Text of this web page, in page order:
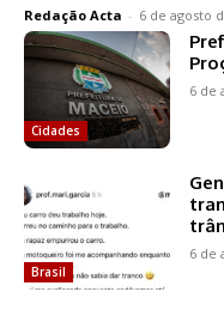
Redação Acta - 6 de agosto
Cidades
6 de
Brasil
6 de